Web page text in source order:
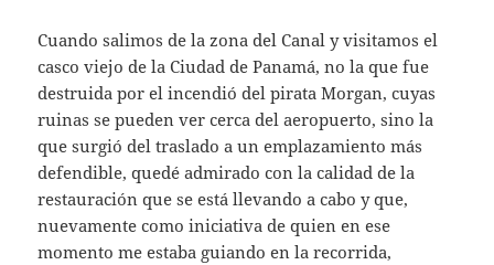
Cuando salimos de la zona del Canal y visitamos el
casco viejo de la Ciudad de Panamá, no la que fue
destruida por el incendió del pirata Morgan, cuyas
ruinas se pueden ver cerca del aeropuerto, sino la
que surgió del traslado a un emplazamiento más
defendible, quedé admirado con la calidad de la
restauración que se está llevando a cabo y que,
nuevamente como iniciativa de quien en ese
momento me estaba guiando en la recorrida,